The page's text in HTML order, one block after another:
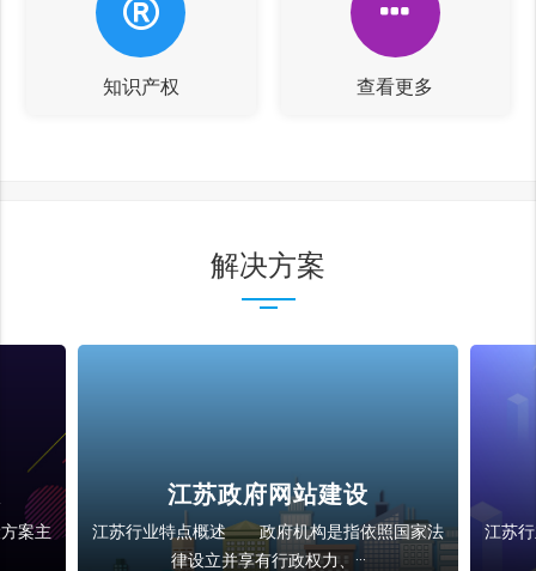
知识产权 查看更多
解决方案
案主
江苏政府网站建设
江苏行业特点概述 政府机构是指依照国家法
律设立并享有行政权力、···
江苏